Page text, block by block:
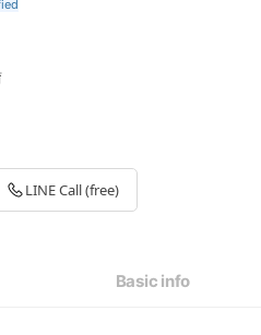
LINE Call (free)
Basic info